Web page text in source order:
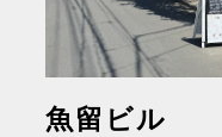
魚留ビル